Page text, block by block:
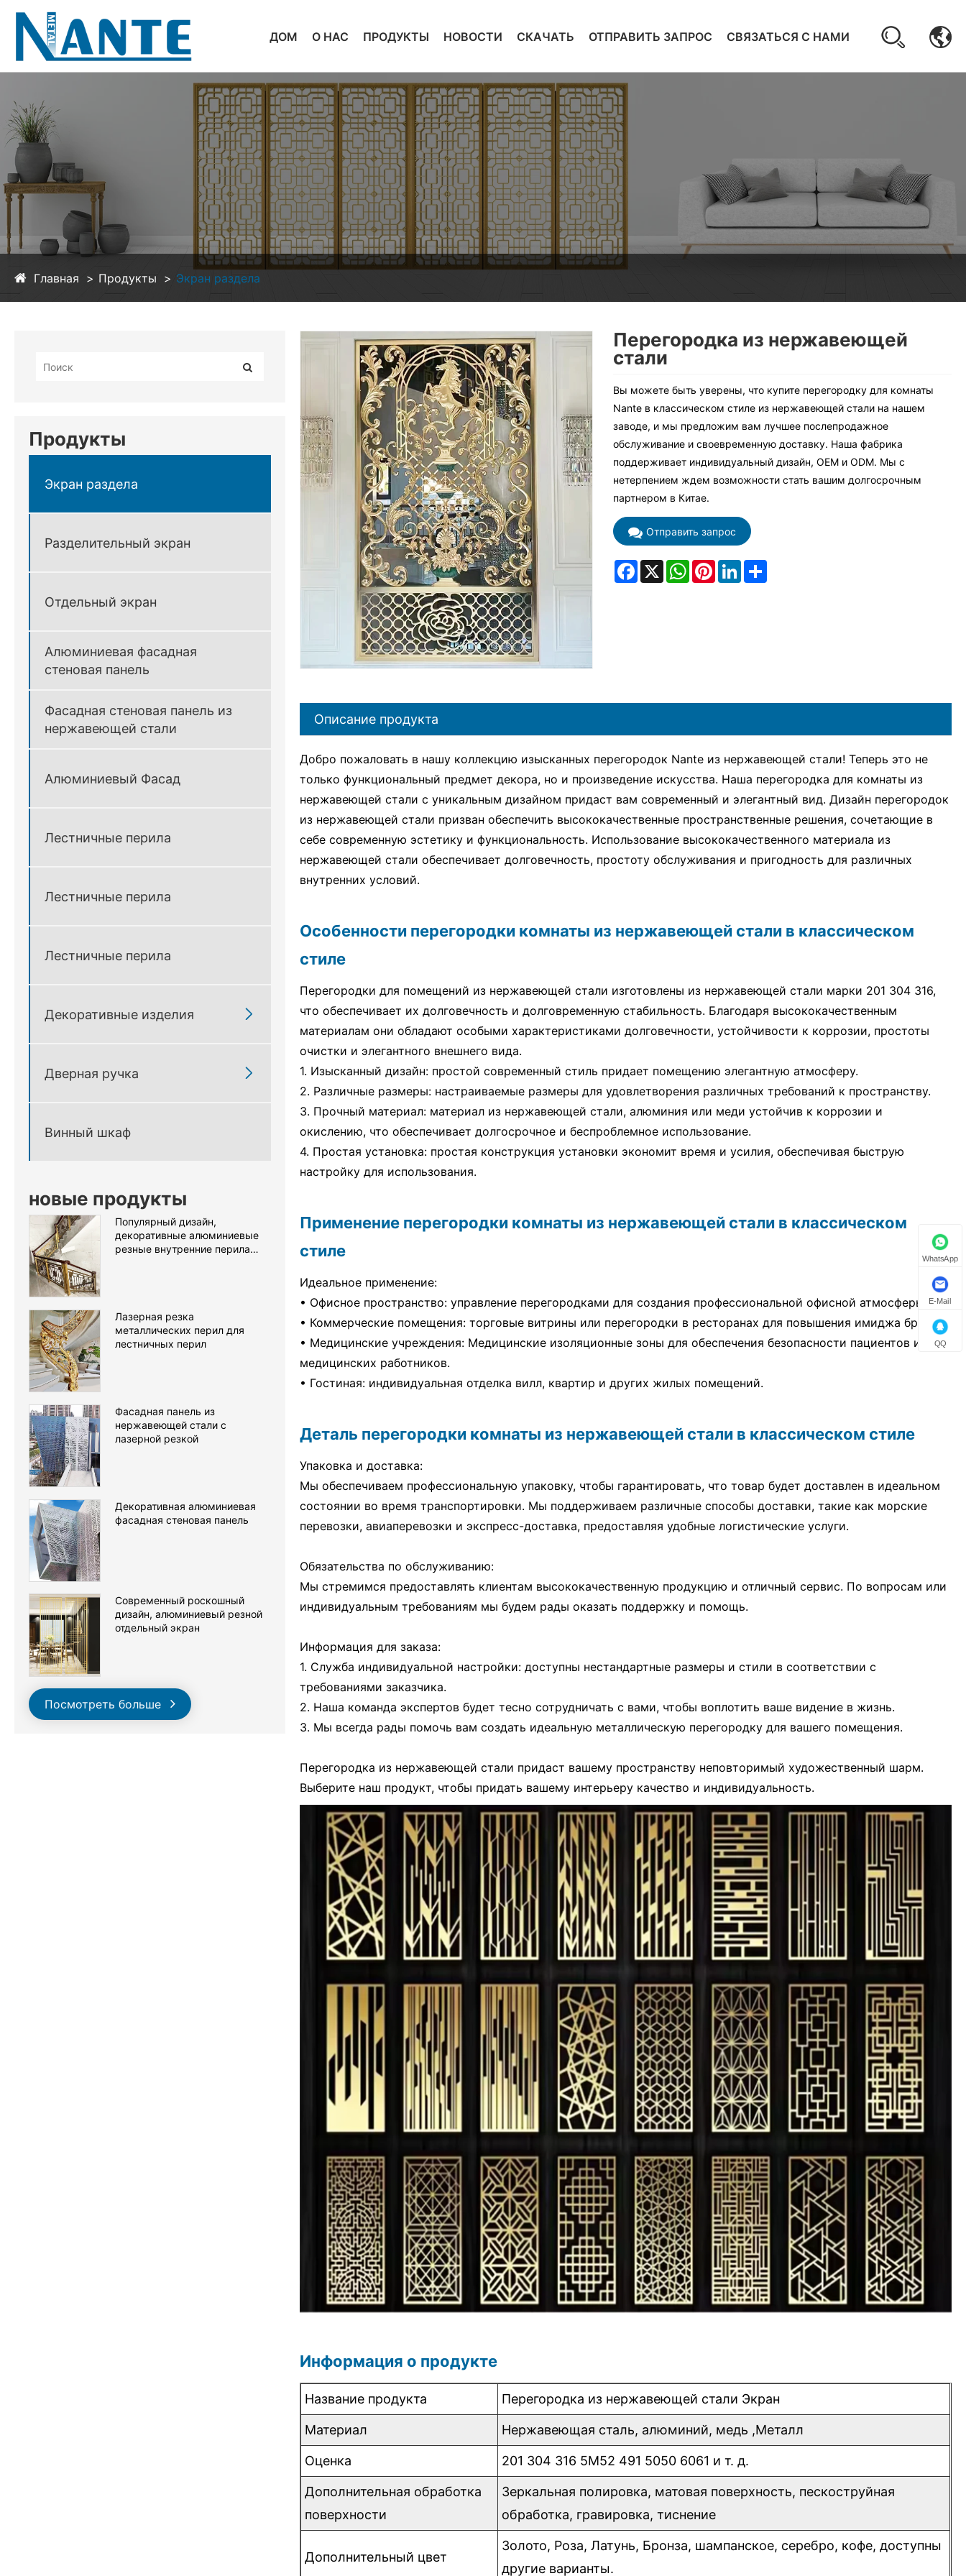
ДОМ О НАС ПРОДУКТЫ НОВОСТИ СКАЧАТЬ ОТПРАВИТЬ ЗАПРОС СВЯЗАТЬСЯ С НАМИ
Главная Продукты Экран раздела
Продукты
Экран раздела
Разделительный экран
Отдельный экран
Алюминиевая фасадная
стеновая панель
Фасадная стеновая панель из
нержавеющей стали
Алюминиевый Фасад
Лестничные перила
Лестничные перила
Лестничные перила
Декоративные изделия 
Дверная ручка 
Винный шкаф
новые продукты
Популярный дизайн,
декоративные алюминиевые
резные внутренние перила
Лазерная резка
металлических перил для
лестничных перил
Фасадная панель из
нержавеющей стали с
лазерной резкой
Декоративная алюминиевая
фасадная стеновая панель
Современный роскошный
дизайн, алюминиевый резной
отдельный экран
Посмотреть больше
Перегородка из нержавеющей
стали
Вы можете быть уверены, что купите перегородку для комнаты
Nante в классическом стиле из нержавеющей стали на нашем
заводе, и мы предложим вам лучшее послепродажное
обслуживание и своевременную доставку. Наша фабрика
поддерживает индивидуальный дизайн, OEM и ODM. Мы с
нетерпением ждем возможности стать вашим долгосрочным
партнером в Китае.
Отправить запрос
Facebook
X WhatsAppPinterestLinkedInShare
Описание продукта
Добро пожаловать в нашу коллекцию изысканных перегородок Nante из нержавеющей стали! Теперь это не
только функциональный предмет декора, но и произведение искусства. Наша перегородка для комнаты из
нержавеющей стали с уникальным дизайном придаст вам современный и элегантный вид. Дизайн перегородок
из нержавеющей стали призван обеспечить высококачественные пространственные решения, сочетающие в
себе современную эстетику и функциональность. Использование высококачественного материала из
нержавеющей стали обеспечивает долговечность, простоту обслуживания и пригодность для различных
внутренних условий.
Особенности перегородки комнаты из нержавеющей стали в классическом
стиле
Перегородки для помещений из нержавеющей стали изготовлены из нержавеющей стали марки 201 304 316,
что обеспечивает их долговечность и долговременную стабильность. Благодаря высококачественным
материалам они обладают особыми характеристиками долговечности, устойчивости к коррозии, простоты
очистки и элегантного внешнего вида.
1. Изысканный дизайн: простой современный стиль придает помещению элегантную атмосферу.
2. Различные размеры: настраиваемые размеры для удовлетворения различных требований к пространству.
3. Прочный материал: материал из нержавеющей стали, алюминия или меди устойчив к коррозии и
окислению, что обеспечивает долгосрочное и беспроблемное использование.
4. Простая установка: простая конструкция установки экономит время и усилия, обеспечивая быструю
настройку для использования.
Применение перегородки комнаты из нержавеющей стали в классическом
стиле
Идеальное применение:
• Офисное пространство: управление перегородками для создания профессиональной офисной атмосферы.
• Коммерческие помещения: торговые витрины или перегородки в ресторанах для повышения имиджа бренда.
• Медицинские учреждения: Медицинские изоляционные зоны для обеспечения безопасности пациентов и
медицинских работников.
• Гостиная: индивидуальная отделка вилл, квартир и других жилых помещений.
Деталь перегородки комнаты из нержавеющей стали в классическом стиле
Упаковка и доставка:
Мы обеспечиваем профессиональную упаковку, чтобы гарантировать, что товар будет доставлен в идеальном
состоянии во время транспортировки. Мы поддерживаем различные способы доставки, такие как морские
перевозки, авиаперевозки и экспресс-доставка, предоставляя удобные логистические услуги.
Обязательства по обслуживанию:
Мы стремимся предоставлять клиентам высококачественную продукцию и отличный сервис. По вопросам или
индивидуальным требованиям мы будем рады оказать поддержку и помощь.
Информация для заказа:
1. Служба индивидуальной настройки: доступны нестандартные размеры и стили в соответствии с
требованиями заказчика.
2. Наша команда экспертов будет тесно сотрудничать с вами, чтобы воплотить ваше видение в жизнь.
3. Мы всегда рады помочь вам создать идеальную металлическую перегородку для вашего помещения.
Перегородка из нержавеющей стали придаст вашему пространству неповторимый художественный шарм.
Выберите наш продукт, чтобы придать вашему интерьеру качество и индивидуальность.
Информация о продукте
Название продукта Перегородка из нержавеющей стали Экран
Материал Нержавеющая сталь, алюминий, медь ,Металл
Оценка 201 304 316 5М52 491 5050 6061 и т. д.
Дополнительная обработка
поверхности
Зеркальная полировка, матовая поверхность, пескоструйная
обработка, гравировка, тиснение
Дополнительный цвет
Золото, Роза, Латунь, Бронза, шампанское, серебро, кофе, доступны
другие варианты.
WhatsApp
E-Mail
QQ